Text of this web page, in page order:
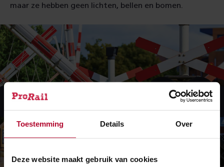
Toestemming Details Over
Deze website maakt gebruik van cookies
maar ze hebben geen lichten, bellen en bomen.
Geef toestemming voor voorkeuren om deze